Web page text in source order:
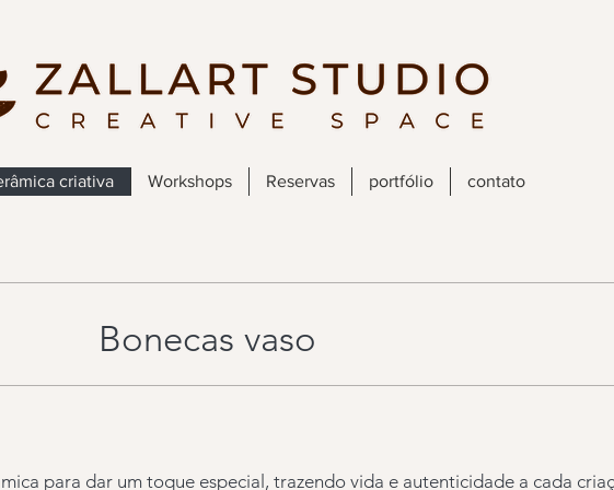
criativa Workshops Reservas portfólio contato
Bonecas vaso
para dar um toque especial, trazendo vida e autenticidade a cada